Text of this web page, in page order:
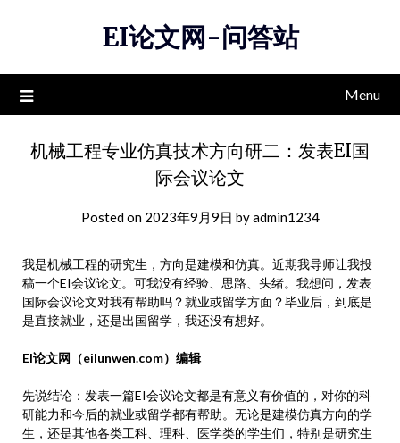
EI论文网-问答站
Menu
机械工程专业仿真技术方向研二：发表EI国
际会议论文
Posted on 2023年9月9日 byadmin1234
我是机械工程的研究生，方向是建模和仿真。近期我导师让我投
稿一个EI会议论文。可我没有经验、思路、头绪。我想问，发表
国际会议论文对我有帮助吗？就业或留学方面？毕业后，到底是
是直接就业，还是出国留学，我还没有想好。
EI论文网（eilunwen.com）编辑
先说结论：发表一篇EI会议论文都是有意义有价值的，对你的科
研能力和今后的就业或留学都有帮助。无论是建模仿真方向的学
生，还是其他各类工科、理科、医学类的学生们，特别是研究生